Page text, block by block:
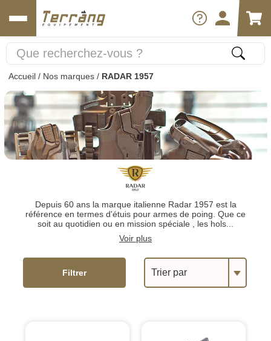
Accueil / Nos marques / RADAR 1957
Depuis 60 ans la marque italienne Radar 1957 est la
référence en termes d'étuis pour armes de poing. Que ce
soit au quotidien ou en mission spéciale , les hols...
Voir plus
Trier par
Filtrer